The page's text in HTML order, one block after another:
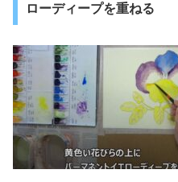
ローディープを重ねる